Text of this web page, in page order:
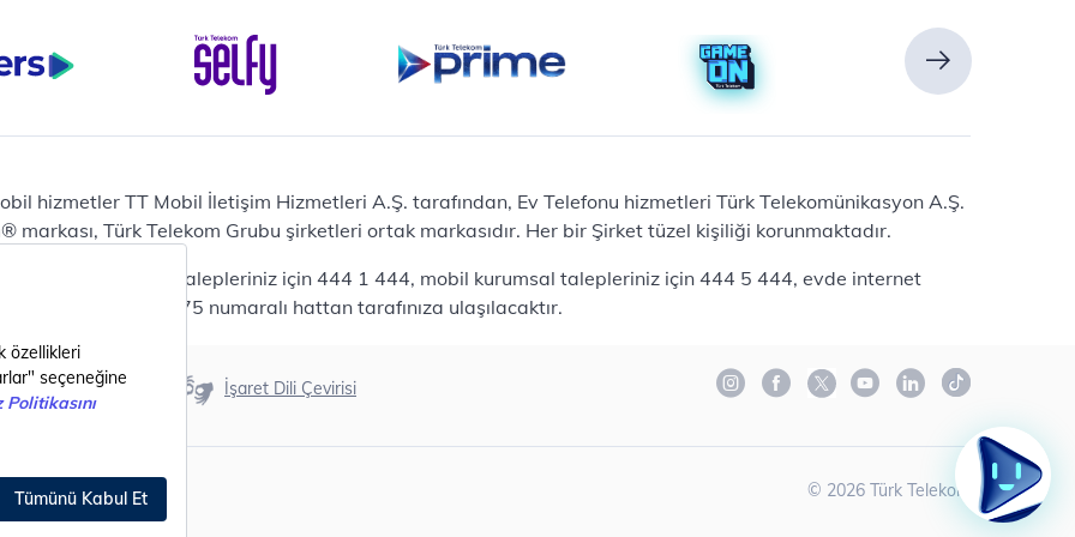
Tarife
Casper Nirvana C370
Notebook
Ev Telefonu
Panasonic TGB610
Modem ve Wi-Fi
Zyxel DX3300 Wi-Fi 6
Premium VDSL Modem
Samsung Buds2 Pro
Samsung Galaxy Watch 6
Akıllı Ekran Koruma
Akıllı Cihaz Koruma
hizmetler TT Mobil İletişim Hizmetleri A.Ş. tarafından, Ev Telefonu hizmetleri Türk Telekomünikasyon A.Ş.
markası, Türk Telekom Grubu şirketleri ortak markasıdır. Her bir Şirket tüzel kişiliği korunmaktadır.
mobil bireysel talepleriniz için 444 1 444, mobil kurumsal talepleriniz için 444 5 444, evde internet
için 444 0375 numaralı hattan tarafınıza ulaşılacaktır.
Erişilebilirlik İşaret Dili Çevirisi
© 2026 Türk Telekom